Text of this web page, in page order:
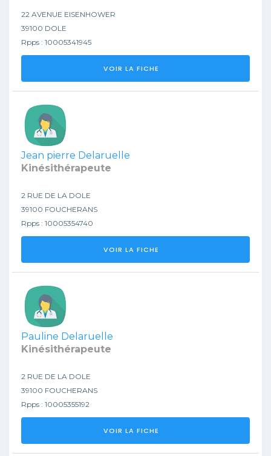
22 AVENUE EISENHOWER
39100 DOLE
Rpps : 10005341945
VOIR LA FICHE
Jean pierre Delaruelle
Kinésithérapeute
2 RUE DE LA DOLE
39100 FOUCHERANS
Rpps : 10005354740
VOIR LA FICHE
Pauline Delaruelle
Kinésithérapeute
2 RUE DE LA DOLE
39100 FOUCHERANS
Rpps : 10005355192
VOIR LA FICHE